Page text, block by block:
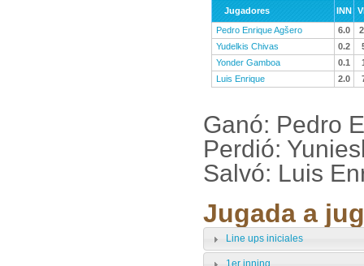
Jugadores INN
Pedro Enrique Agšero
6.0
Yudelkis Chivas
0.2
Yonder Gamboa
0.1
Luis Enrique
2.0
Ganó: Pedro
Perdió:
Salvó: Luis
Jugada a
Line ups iniciales
1er inning